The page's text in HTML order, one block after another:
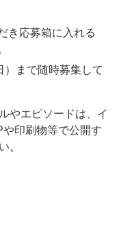
き応募箱に入れる
まで随時募集して
やエピソードは、イ
印刷物等で公開す
。